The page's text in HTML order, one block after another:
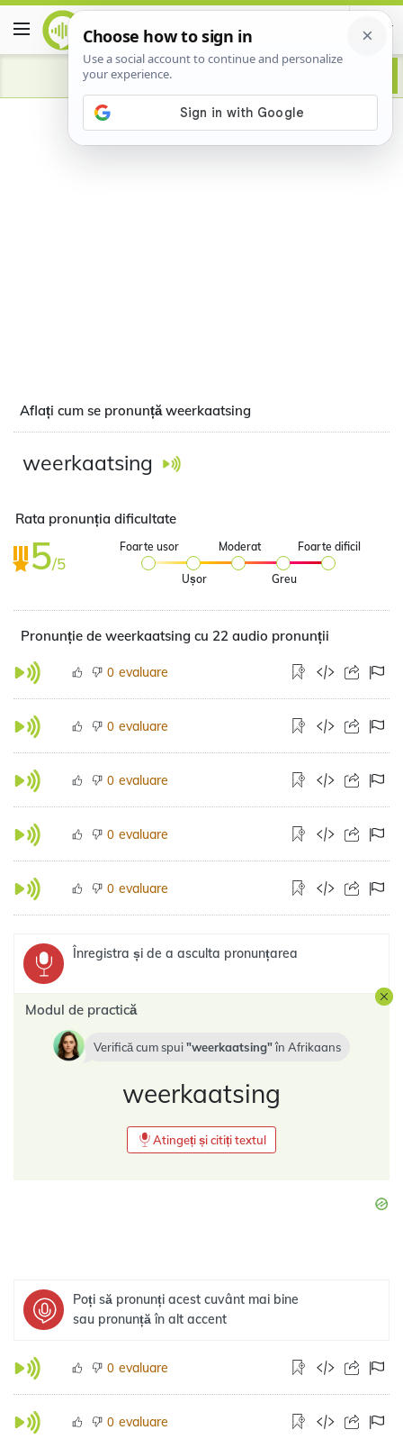
Advertisement
Aflați cum se pronunță weerkaatsing
weerkaatsing
Rata pronunția dificultate
5/5
Foarte usor
Ușor
Moderat
Greu
Foarte dificil
Pronunție de weerkaatsing cu 22 audio pronunții
0 evaluare
0 evaluare
0 evaluare
0 evaluare
0 evaluare
Înregistra și de a asculta pronunțarea
Modul de practică
Verifică cum spui weerkaatsing în Afrikaans
weerkaatsing
Atingeți și citiți textul
Poți să pronunți acest cuvânt mai bine
sau pronunță în alt accent
0 evaluare
0 evaluare